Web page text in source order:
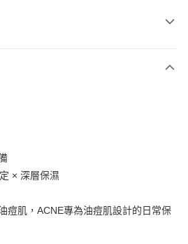
× 深層保濕
痘肌，ACNE專為油痘肌設計的日常保